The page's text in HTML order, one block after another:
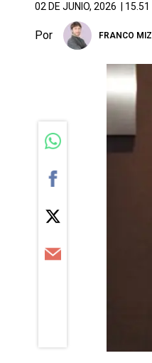
02 DE JUNIO, 2026 | 15.51
Por FRANCO